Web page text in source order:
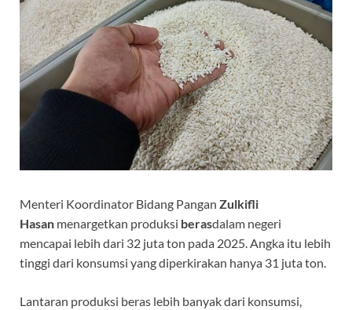
Menteri Koordinator Bidang Pangan Zulkifli
Hasan menargetkan produksi berasdalam negeri
mencapai lebih dari 32 juta ton pada 2025. Angka itu lebih
tinggi dari konsumsi yang diperkirakan hanya 31 juta ton.
Lantaran produksi beras lebih banyak dari konsumsi,